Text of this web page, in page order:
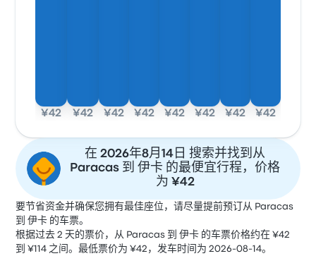
¥42 ¥42 ¥42 ¥42 ¥42 ¥42 ¥42 ¥42
在 2026年8月14日 搜索并找到从
Paracas 到 伊卡 的最便宜行程，价格
为 ¥42
要节省资金并确保您拥有最佳座位，请尽量提前预订从 Paracas
到 伊卡 的车票。
根据过去 2 天的票价，从 Paracas 到 伊卡 的车票价格约在 ¥42
到 ¥114 之间。最低票价为 ¥42，发车时间为 2026-08-14。